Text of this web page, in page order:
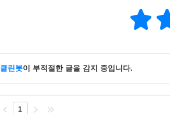
클린봇이 부적절한 글을 감지 중입니다.
1